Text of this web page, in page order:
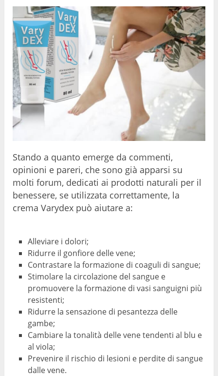
Stando a quanto emerge da commenti,
opinioni e pareri, che sono già apparsi su
molti forum, dedicati ai prodotti naturali per il
benessere, se utilizzata correttamente, la
crema Varydex può aiutare a:
Alleviare i dolori;
Ridurre il gonfiore delle vene;
Contrastare la formazione di coaguli di sangue;
Stimolare la circolazione del sangue e
promuovere la formazione di vasi sanguigni più
resistenti;
Ridurre la sensazione di pesantezza delle
gambe;
Cambiare la tonalità delle vene tendenti al blu e
al viola;
Prevenire il rischio di lesioni e perdite di sangue
dalle vene.